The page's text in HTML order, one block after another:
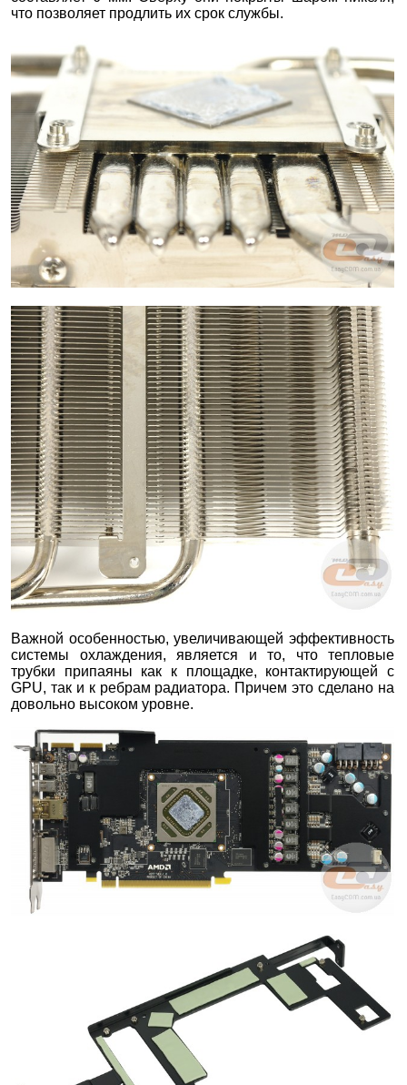
что позволяет продлить их срок службы.
Важной особенностью, увеличивающей эффективность
системы охлаждения, является и то, что тепловые
трубки припаяны как к площадке, контактирующей с
GPU, так и к ребрам радиатора. Причем это сделано на
довольно высоком уровне.